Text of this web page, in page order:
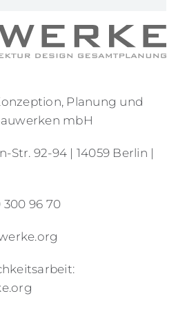
Planung und
mbH
Str. 92-94 | 14059 Berlin |
300 96 70